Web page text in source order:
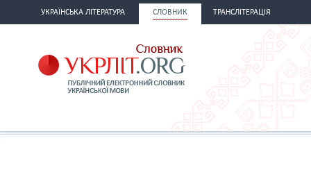
УКРАЇНСЬКА ЛІТЕРАТУРА СЛОВНИК ТРАНСЛІТЕРАЦІЯ